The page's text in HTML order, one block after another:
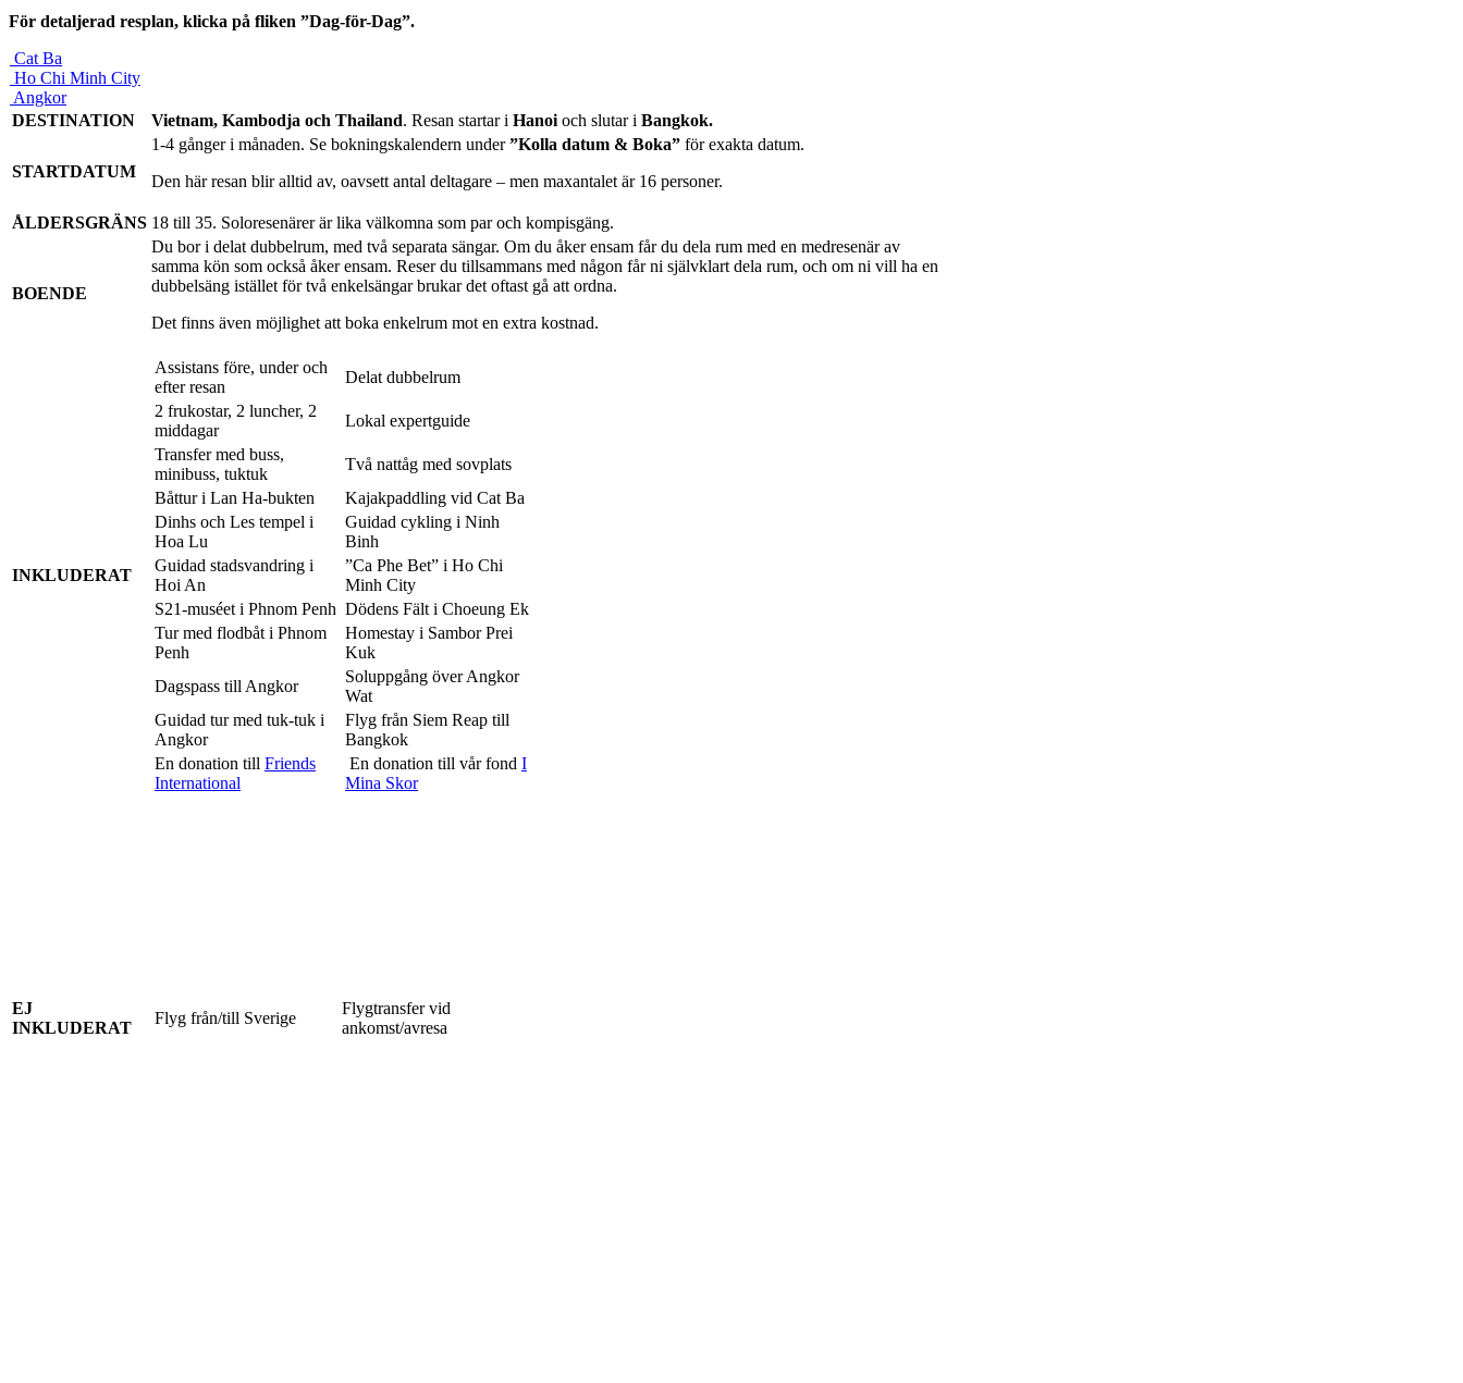
För detaljerad resplan, klicka på fliken ”Dag-för-Dag”.
Cat Ba
Ho Chi Minh City
Angkor
DESTINATION
Vietnam, Kambodja och Thailand. Resan startar i Hanoi och slutar i Bangkok.
STARTDATUM
1-4 gånger i månaden. Se bokningskalendern under”Kolla datum & Boka” för exakta datum.
Den här resan blir alltid av, oavsett antal deltagare – men maxantalet är 16 personer.
ÅLDERSGRÄNS 18 till 35. Soloresenärer är lika välkomna som par och kompisgäng.
BOENDE
Du bor i delat dubbelrum, med två separata sängar. Om du åker ensam får du dela rum med en medresenär av
samma kön som också åker ensam. Reser du tillsammans med någon får ni självklart dela rum, och om ni vill ha en
dubbelsäng istället för två enkelsängar brukar det oftast gå att ordna.
Det finns även möjlighet att boka enkelrum mot en extra kostnad.
INKLUDERAT
Assistans före, under och
efter resan
Delat dubbelrum
2 frukostar, 2 luncher, 2
middagar
Lokal expertguide
Transfer med buss,
minibuss, tuktuk
Två nattåg med sovplats
Båttur i Lan Ha-bukten
Kajakpaddling vid Cat Ba
Dinhs och Les tempel i
Hoa Lu
Guidad cykling i Ninh
Binh
Guidad stadsvandring i
Hoi An
”Ca Phe Bet” i Ho Chi
Minh City
S21-muséet i Phnom Penh Dödens Fält i Choeung Ek
Tur med flodbåt i Phnom
Penh
Homestay i Sambor Prei
Kuk
Dagspass till Angkor
Soluppgång över Angkor
Wat
Guidad tur med tuk-tuk i
Angkor
Flyg från Siem Reap till
Bangkok
En donation till Friends
International
En donation till vår fond I
Mina Skor
EJ
INKLUDERAT
Flyg från/till Sverige
Flygtransfer vid
ankomst/avresa